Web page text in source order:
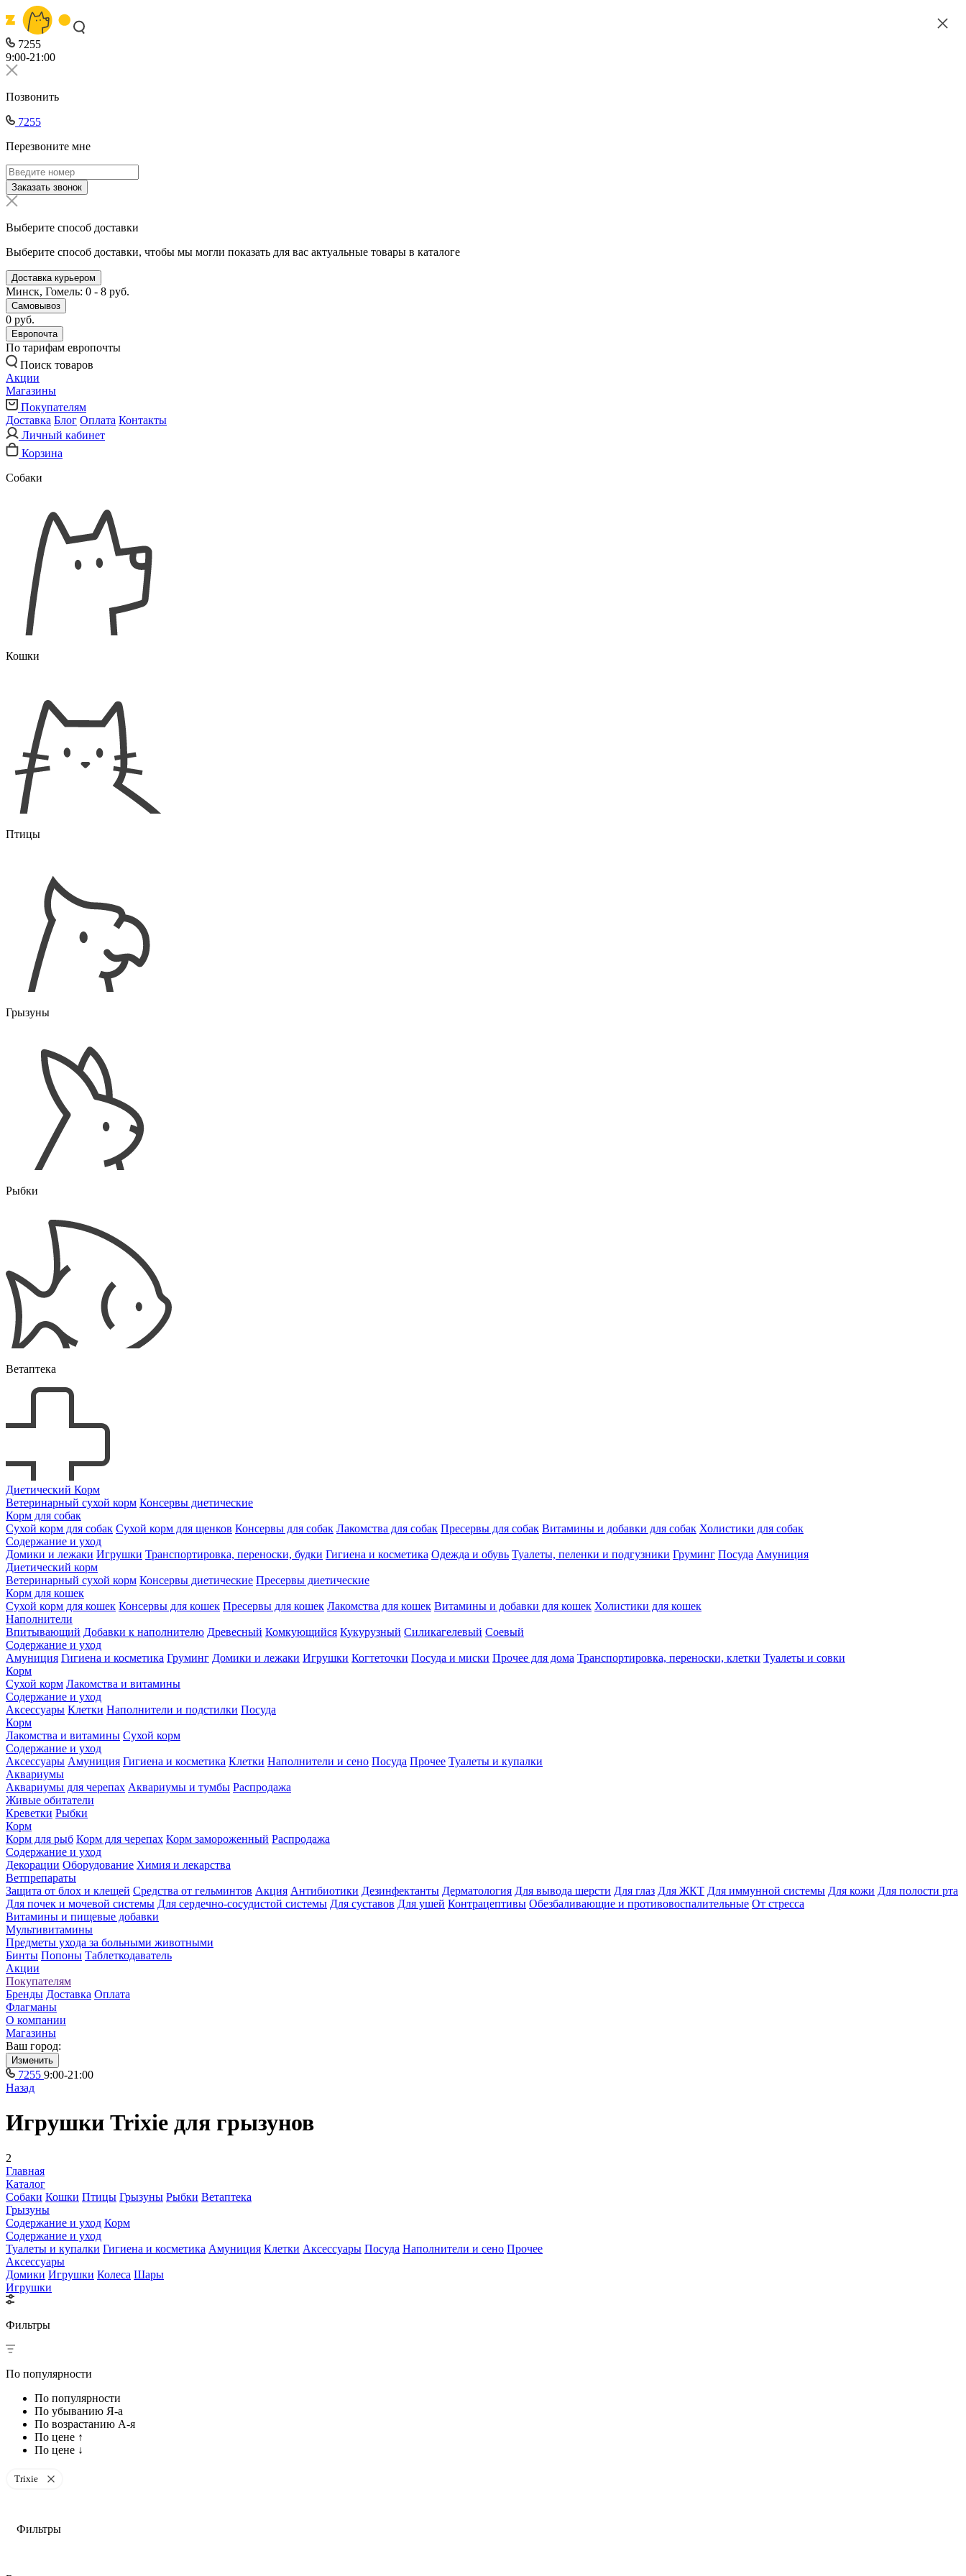
7255
9:00-21:00
Позвонить
7255
Перезвоните мне
Заказать звонок
Выберите способ доставки
Выберите способ доставки, чтобы мы могли показать для вас актуальные товары в каталоге
Доставка курьером
Минск, Гомель: 0 - 8 руб.
Самовывоз
0 руб.
Европочта
По тарифам европочты
Поиск товаров
Акции
Магазины
Покупателям
Доставка Блог Оплата Контакты
Личный кабинет
Корзина
Собаки
Кошки
Птицы
Грызуны
Рыбки
Ветаптека
Диетический Корм
Ветеринарный сухой корм Консервы диетические
Корм для собак
Сухой корм для собак Сухой корм для щенков Консервы для собак Лакомства для собак Пресервы для собак Витамины и добавки для собак Холистики для собак
Содержание и уход
Домики и лежаки Игрушки Транспортировка, переноски, будки Гигиена и косметика Одежда и обувь Туалеты, пеленки и подгузники Груминг Посуда Амуниция
Диетический корм
Ветеринарный сухой корм Консервы диетические Пресервы диетические
Корм для кошек
Сухой корм для кошек Консервы для кошек Пресервы для кошек Лакомства для кошек Витамины и добавки для кошек Холистики для кошек
Наполнители
Впитывающий Добавки к наполнителю Древесный Комкующийся Кукурузный Силикагелевый Соевый
Содержание и уход
Амуниция Гигиена и косметика Груминг Домики и лежаки Игрушки Когтеточки Посуда и миски Прочее для дома Транспортировка, переноски, клетки Туалеты и совки
Корм
Сухой корм Лакомства и витамины
Содержание и уход
Аксессуары Клетки Наполнители и подстилки Посуда
Корм
Лакомства и витамины Сухой корм
Содержание и уход
Аксессуары Амуниция Гигиена и косметика Клетки Наполнители и сено Посуда Прочее Туалеты и купалки
Аквариумы
Аквариумы для черепах Аквариумы и тумбы Распродажа
Живые обитатели
Креветки Рыбки
Корм
Корм для рыб Корм для черепах Корм замороженный Распродажа
Содержание и уход
Декорации Оборудование Химия и лекарства
Ветпрепараты
Защита от блох и клещей Средства от гельминтов Акция Антибиотики Дезинфектанты Дерматология Для вывода шерсти Для глаз Для ЖКТ Для иммунной системы Для кожи Для полости рта
Для почек и мочевой системы Для сердечно-сосудистой системы Для суставов Для ушей Контрацептивы Обезбаливающие и противовоспалительные От стресса
Витамины и пищевые добавки
Мультивитамины
Предметы ухода за больными животными
Бинты Попоны Таблеткодаватель
Акции
Покупателям
Бренды Доставка Оплата
Флагманы
О компании
Магазины
Ваш город:
Изменить
7255 9:00-21:00
Назад
Игрушки Trixie для грызунов
2
Главная
Каталог
Собаки Кошки Птицы Грызуны Рыбки Ветаптека
Грызуны
Содержание и уход Корм
Содержание и уход
Туалеты и купалки Гигиена и косметика Амуниция Клетки Аксессуары Посуда Наполнители и сено Прочее
Аксессуары
Домики Игрушки Колеса Шары
Игрушки
Фильтры
По популярности
По популярности
По убыванию Я-а
По возрастанию А-я
По цене ↑
По цене ↓
Trixie
Фильтры